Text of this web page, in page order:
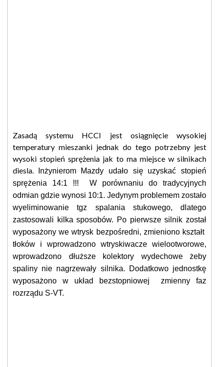
Zasadą systemu HCCI jest osiągnięcie wysokiej
temperatury mieszanki jednak do tego potrzebny jest
wysoki stopień sprężenia jak to ma miejsce w silnikach
diesla.
Inżynierom Mazdy udało się uzyskać stopień
sprężenia 14:1 !!! W porównaniu do tradycyjnych
odmian gdzie wynosi 10:1. Jedynym problemem zostało
wyeliminowanie tgz spalania stukowego, dlatego
zastosowali kilka sposobów. Po pierwsze silnik został
wyposażony we wtrysk bezpośredni, zmieniono kształt
tłoków i wprowadzono wtryskiwacze wielootworowe,
wprowadzono dłuższe kolektory wydechowe żeby
spaliny nie nagrzewały silnika. Dodatkowo jednostkę
wyposażono w układ bezstopniowej zmienny faz
rozrządu S-VT.